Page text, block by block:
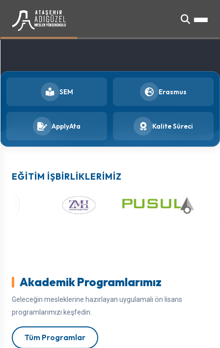
SEM Erasmus
ApplyAta Kalite Süreci
EĞITIM İŞBIRLIKLERIMIZ
Akademik Programlarımız
Geleceğin mesleklerine hazırlayan uygulamalı ön lisans
programlarımızı keşfedin.
Tüm Programlar